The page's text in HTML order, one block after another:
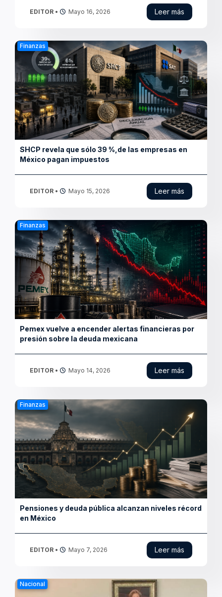
Pemex vuelve a encender alertas financieras por
presión sobre la deuda mexicana
EDITOR• Mayo 14, 2026 Leer más
Pensiones y deuda pública alcanzan niveles récord
en México
EDITOR• Mayo 7, 2026 Leer más
Detectan transferencias por 240 mdp ligadas a
hijos de Rocha Moya
EDITOR• Mayo 5, 2026 Leer más